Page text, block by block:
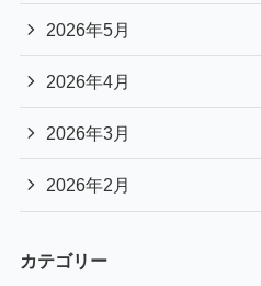
2026年5月
2026年4月
2026年3月
2026年2月
カテゴリー